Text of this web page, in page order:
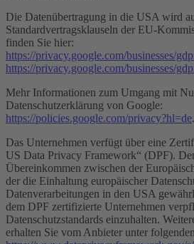
Die Datenübertragung in die USA wird
Standardvertragsklauseln der EU-
finden Sie hier:
https://privacy.google.com/businesses/
https://privacy.google.com/businesses/
Mehr Informationen zum Umgang mit
Datenschutzerklärung von Google:
https://policies.google.com/privacy?hl=de.
Das Unternehmen verfügt über eine
US Data Privacy Framework“ (DPF).
Übereinkommen zwischen der
der die Einhaltung europäischer
Datenverarbeitungen in den USA
dem DPF zertifizierte Unternehmen
Datenschutzstandards einzuhalten.
erhalten Sie vom Anbieter unter